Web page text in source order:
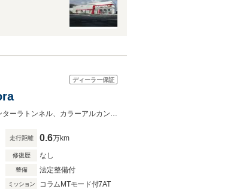
ディーラー保証
パッセンジャーディスプレイ、LEDドライバーゾーン、カラーシートベルトカラーアルカンターラトンネル、カラーアルカンターラダッシュボード、ダイヤモンド仕上げ鍛造ホイール
走行距離 0.6万km
修復歴 なし
整備 法定整備付
ミッション コラムMTモード付7AT